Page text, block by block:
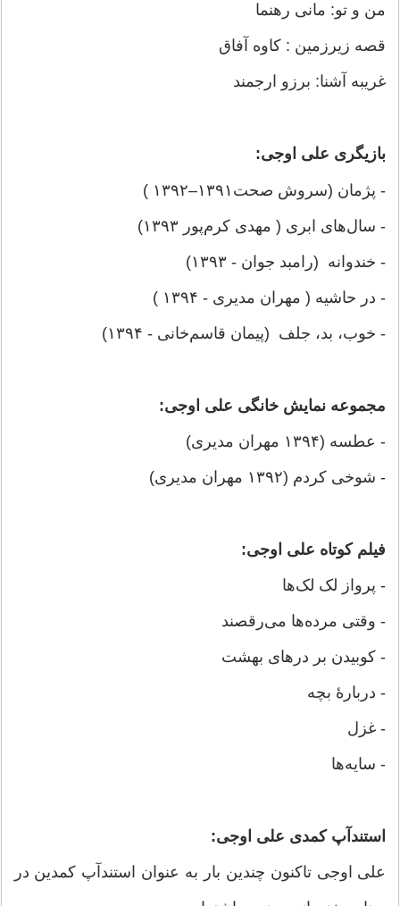
من و تو: مانی رهنما
قصه زیرزمین : کاوه آفاق
غریبه آشنا: برزو ارجمند
بازیگری علی اوجی:
- پژمان (سروش صحت۱۳۹۱–۱۳۹۲ )
- سال‌های ابری ( مهدی کرم‌پور ١٣٩٣)
- خندوانه (رامبد جوان - ۱۳۹۳)
- در حاشیه ( مهران مدیری - ۱۳۹۴ )
- خوب، بد، جلف (پیمان قاسم‌خانی - ۱۳۹۴)
مجموعه نمایش خانگی علی اوجی:
- عطسه (۱۳۹۴ مهران مدیری)
- شوخی کردم (۱۳۹۲ مهران مدیری)
فیلم کوتاه علی اوجی:
- پرواز لک لک‌ها
- وقتی مرده‌ها می‌رقصند
- کوبیدن بر درهای بهشت
- دربارهٔ بچه
- غزل
- سایه‌ها
استندآپ کمدی علی اوجی:
علی اوجی تاکنون چندین بار به عنوان استندآپ کمدین در